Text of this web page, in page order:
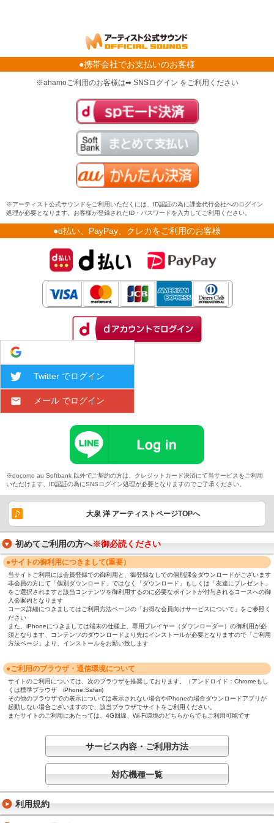
●携帯会社でお支払いのお客様
※ahamoご利用のお客様は➡ SNSログイン をご利用ください
※アーティスト公式サウンドをご利用いただくには、ID認証の為に課金代行会社へのログイン
処理が必要となります。お客様が登録されたID・パスワードを入力してご利用ください。
●d払い、PayPay、クレカをご利用のお客様
Twitter でログイン
メール でログイン
※docomo au Softbank 以外でご契約の方は、クレジットカード決済にて当サービスをご利用
いただけます、ID認証の為にSNSログイン処理が必要となりますのでご了承ください。
大泉 洋 アーティストページTOPへ
初めてご利用の方へ※御必読ください
●サイトの御利用につきまして(重要）
当サイトご利用には会員登録での御利用と、御登録なしでの個別課金ダウンロードがございます
非会員の方にて「個別ダウンロード」ではなく「ダウンロード」もしくは「友達にプレゼント」
をご選択されますと該当コンテンツを御利用するのに必要なポイントが付与されるコースへの御
入会案内となります
コース詳細につきましてはご利用方法ページの「お得な会員向けサービスについて」をご参照く
ださい
また、iPhoneにつきましては端末の仕様上、専用プレイヤー（ダウンローダー）の御利用が必
須となります、コンテンツのダウンロードより先にインストールが必要となりますので「ご利用
方法ページ」より、インストールをお願い致します
●ご利用のブラウザ・通信環境について
サイトのご利用については、次のブラウザを推奨しております。（アンドロイド：Chromeもし
くは標準ブラウザ iPhone:Safari)
その他のブラウザでの表示については表示されない場合やiPhoneの場合ダウンロードアプリが
起動しない場合ございますので、該当ブラウザでサイトをご利用ください。
またサイトのご利用にあたっては、4G回線、Wi-Fi環境のどちらからでもご利用可能です
サービス内容・ご利用方法
対応機種一覧
利用規約